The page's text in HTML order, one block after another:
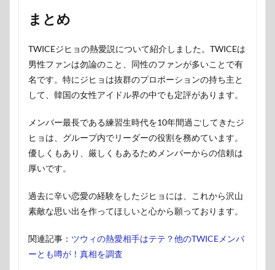
まとめ
TWICEジヒョの熱愛説について紹介しました。TWICEは
男性ファンは勿論のこと、同性のファンが多いことで有
名です。特にジヒョは抜群のプロポーションの持ち主と
して、韓国の女性アイドル界の中でも定評があります。
メンバー最長である練習生時代を10年間過ごしてきたジ
ヒョは、グループ内でリーダーの役割を務めています。
優しくもあり、厳しくもあるためメンバーからの信頼は
厚いです。
過去に辛い恋愛の経験をしたジヒョには、これから沢山
素敵な思い出を作ってほしいと心から願っております。
関連記事： ツウィの熱愛相手はテテ？他のTWICEメンバ
ーとも噂が！真相を調査